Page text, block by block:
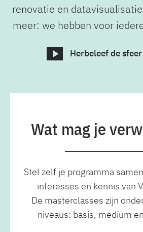
renovatie en
meer: we hebben voor
Herbeleef de
Wat mag je
Stel zelf je programma
interesses en kennis van
De masterclasses zijn
niveaus: basis, medium